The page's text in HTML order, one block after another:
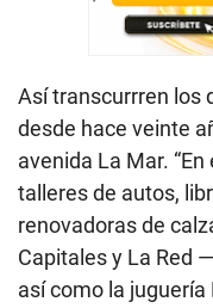
Así transcurrren los
desde hace veinte
avenida La Mar.
talleres de autos,
renovadoras de
Capitales y La Red
así como la juguería